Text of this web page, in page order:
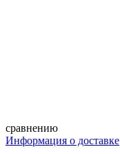
сравнению
Информация о доставке